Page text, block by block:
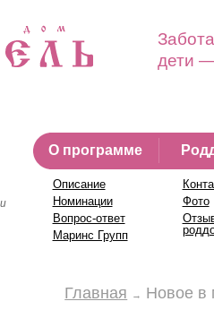
дети
О программе
Описание
Номинации
Вопрос-ответ
Маринс Групп
Фото
Главная Новое в